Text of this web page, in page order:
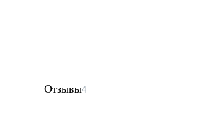
Отзывы4